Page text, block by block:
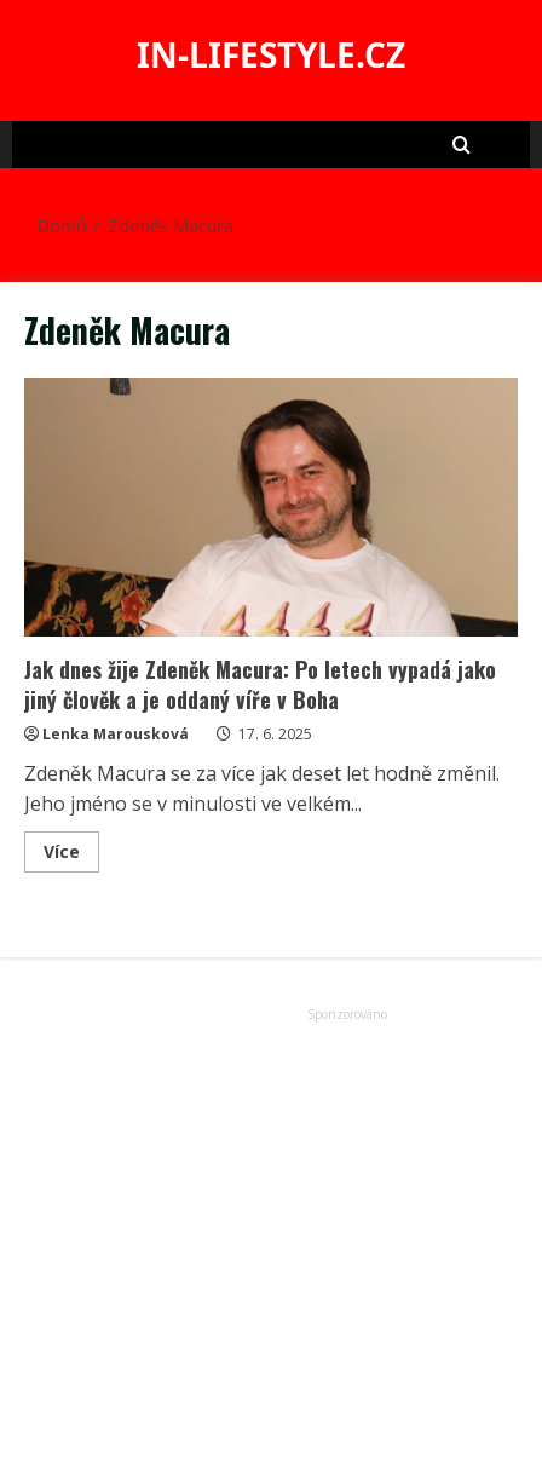
IN-LIFESTYLE.CZ
Domů Zdeněk Macura
Zdeněk Macura
Jak dnes žije Zdeněk Macura: Po letech vypadá jako
jiný člověk a je oddaný víře v Boha
Lenka Marousková 17. 6. 2025
Zdeněk Macura se za více jak deset let hodně změnil.
Jeho jméno se v minulosti ve velkém...
Více
more